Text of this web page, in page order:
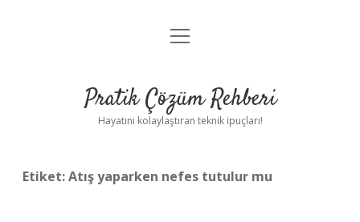
Anasayfa
Yasal Uyarı
menüyü
Pratik Çözüm Rehberi
Hayatını kolaylaştıran teknik ipuçları!
Etiket:Atış yaparken nefes tutulur mu